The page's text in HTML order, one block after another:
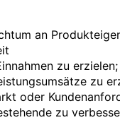
an
zu
zu
oder
zu